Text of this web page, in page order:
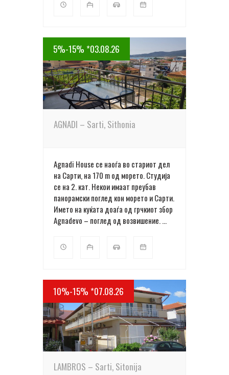
5%-15% *03.08.26
ПОВЕЌЕ ДЕТАЛИ
AGNADI – Sarti, Sithonia
Agnadi House се наоѓа во стариот дел
на Сарти, на 170 m од морето. Cтудија
се на 2. кат. Некои имаат преубав
панорамски поглед кон морето и Сарти.
Името на куќата доаѓа од грчкиот збор
Agnadevo – поглед од возвишение. ...
10%-15% *07.08.26
ПОВЕЌЕ ДЕТАЛИ
LAMBROS – Sarti, Sitonija